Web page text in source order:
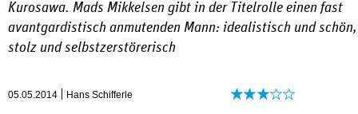
Kurosawa. Mads Mikkelsen gibt in der Titelrolle einen fast
avantgardistisch anmutenden Mann: idealistisch und schön,
stolz und selbstzerstörerisch
05.05.2014 Hans Schifferle